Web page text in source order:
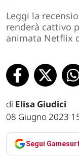
Leggi la
renderà cattivo
animata Netflix
di Elisa Giudici
08 Giugno 2023
Segui